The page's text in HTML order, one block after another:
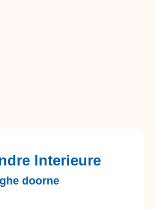
Interieure
doorne